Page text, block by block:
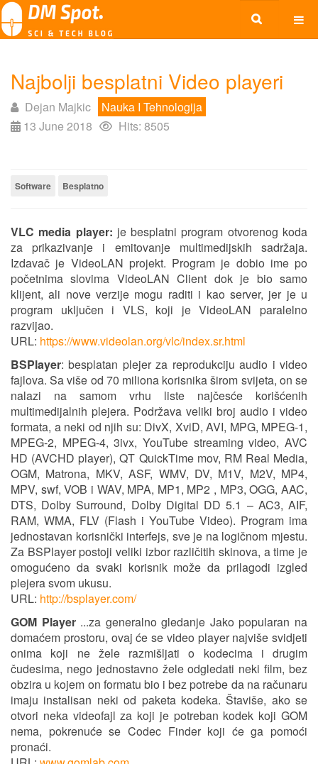
Najbolji besplatni Video playeri
Dejan Majkic
Nauka I Tehnologija
13 June 2018
Hits: 8505
Software Besplatno
VLC media player: je besplatni program otvorenog koda
za prikazivanje i emitovanje multimedijskih sadržaja.
Izdavač je VideoLAN projekt. Program je dobio ime po
početnima slovima VideoLAN Client dok je bio samo
klijent, ali nove verzije mogu raditi i kao server, jer je u
program uključen i VLS, koji je VideoLAN paralelno
razvijao.
URL: https://www.videolan.org/vlc/index.sr.html
BSPlayer: besplatan plejer za reprodukciju audio i video
fajlova. Sa više od 70 miliona korisnika širom svijeta, on se
nalazi na samom vrhu liste najčesće korišćenih
multimedijalnih plejera. Podržava veliki broj audio i video
formata, a neki od njih su: DivX, XviD, AVI, MPG, MPEG-1,
MPEG-2, MPEG-4, 3ivx, YouTube streaming video, AVC
HD (AVCHD player), QT QuickTime mov, RM Real Media,
OGM, Matrona, MKV, ASF, WMV, DV, M1V, M2V, MP4,
MPV, swf, VOB i WAV, MPA, MP1, MP2 , MP3, OGG, AAC,
DTS, Dolby Surround, Dolby Digital DD 5.1 – AC3, AIF,
RAM, WMA, FLV (Flash i YouTube Video). Program ima
jednostavan korisnički interfejs, sve je na logičnom mjestu.
Za BSPlayer postoji veliki izbor različitih skinova, a time je
omogućeno da svaki korisnik može da prilagodi izgled
plejera svom ukusu.
URL: http://bsplayer.com/
GOM Player...za generalno gledanje Jako popularan na
domaćem prostoru, ovaj će se video player najviše svidjeti
onima koji ne žele razmišljati o kodecima i drugim
čudesima, nego jednostavno žele odgledati neki film, bez
obzira u kojem on formatu bio i bez potrebe da na računaru
imaju instalisan neki od paketa kodeka. Štaviše, ako se
otvori neka videofajl za koji je potreban kodek koji GOM
nema, pokrenuće se Codec Finder koji će ga pomoći
pronaći.